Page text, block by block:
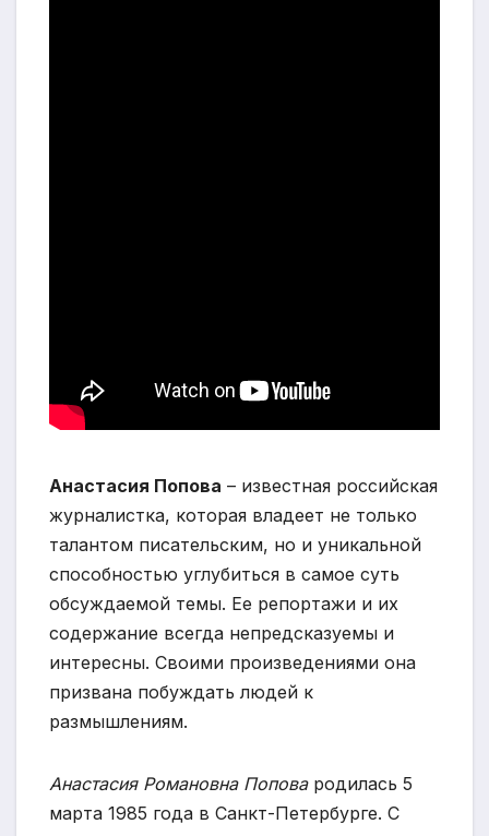
Анастасия Попова – известная российская
журналистка, которая владеет не только
талантом писательским, но и уникальной
способностью углубиться в самое суть
обсуждаемой темы. Ее репортажи и их
содержание всегда непредсказуемы и
интересны. Своими произведениями она
призвана побуждать людей к
размышлениям.
Анастасия Романовна Поповародилась 5
марта 1985 года в Санкт-Петербурге. С